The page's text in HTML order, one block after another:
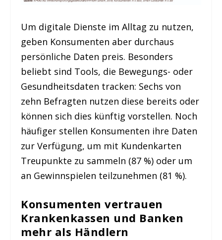
Um digitale Dienste im Alltag zu nutzen,
geben Konsumenten aber durchaus
persönliche Daten preis. Besonders
beliebt sind Tools, die Bewegungs- oder
Gesundheitsdaten tracken: Sechs von
zehn Befragten nutzen diese bereits oder
können sich dies künftig vorstellen. Noch
häufiger stellen Konsumenten ihre Daten
zur Verfügung, um mit Kundenkarten
Treupunkte zu sammeln (87 %) oder um
an Gewinnspielen teilzunehmen (81 %).
Konsumenten vertrauen
Krankenkassen und Banken
mehr als Händlern